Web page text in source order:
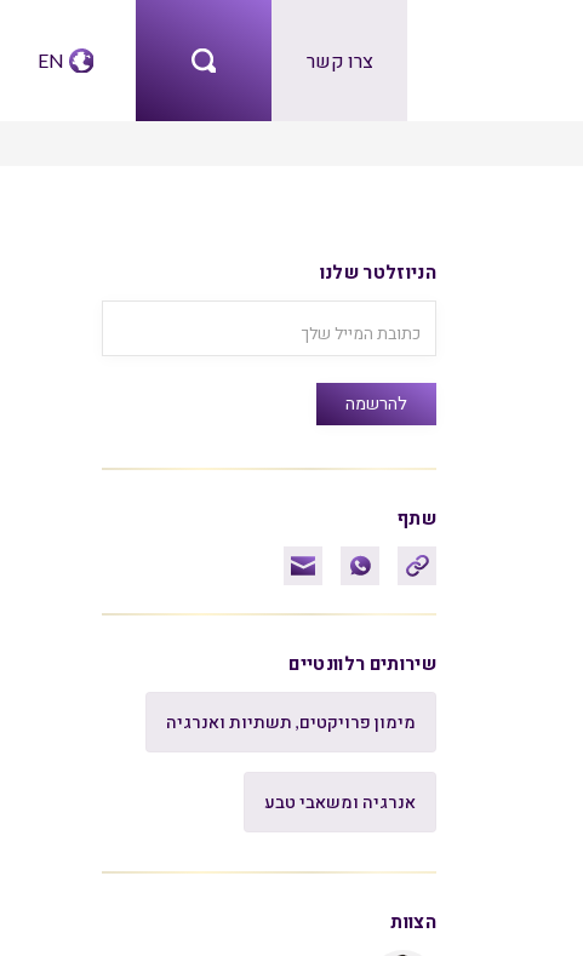
צרו קשר EN
הניוזלטר שלנו
שתף
שירותים רלוונטיים
מימון פרויקטים, תשתיות ואנרגיה
אנרגיה ומשאבי טבע
הצוות